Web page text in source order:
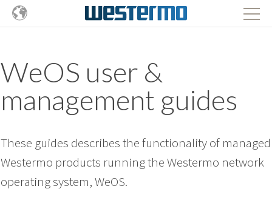
WeOS user &
management guides
These guides describes the functionality of managed
Westermo products running the Westermo network
operating system, WeOS.